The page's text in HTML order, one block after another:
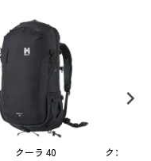
クーラ 40
クンブ マ